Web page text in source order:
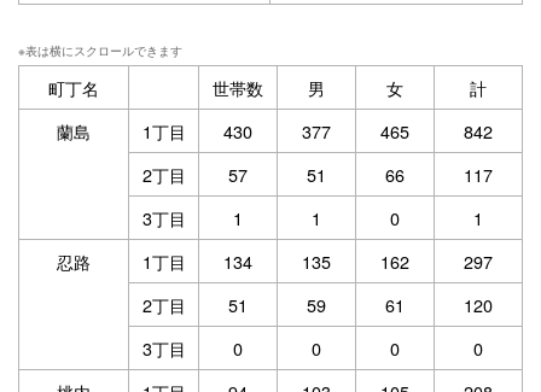
町丁名 世帯数 男 女
計
蘭島
1丁目 430 377 465
842
2丁目
57 51 66
117
3丁目
1 1 0
1
忍路
1丁目 134 135 162
297
2丁目
51 59 61
120
3丁目
0 0 0
0